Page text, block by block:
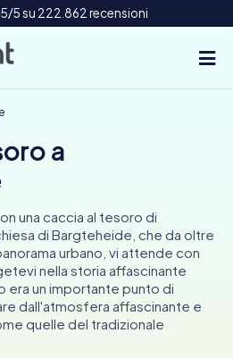
5 su 222.862 recensioni
CH
DE
a
una caccia al tesoro di
di Bargteheide, che da oltre
urbano, vi attende con
nella storia affascinante
era un importante punto di
dall'atmosfera affascinante e
quelle del tradizionale